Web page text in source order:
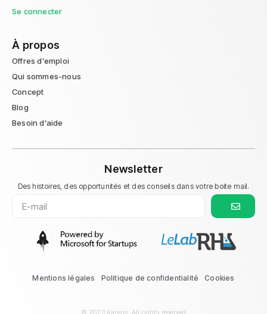
Se connecter
À propos
Offres d'emploi
Qui sommes-nous
Concept
Blog
Besoin d'aide
Newsletter
Des histoires, des opportunités et des conseils dans votre boite mail.
Mentions légales Politique de confidentialité Cookies
© 2023 Karens. All rights reserved